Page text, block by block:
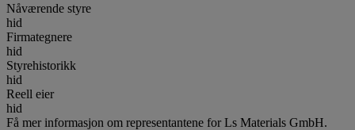
Nåværende styre
hid
Firmategnere
hid
Styrehistorikk
hid
Reell eier
hid
Få mer informasjon om representantene for Ls Materials GmbH.